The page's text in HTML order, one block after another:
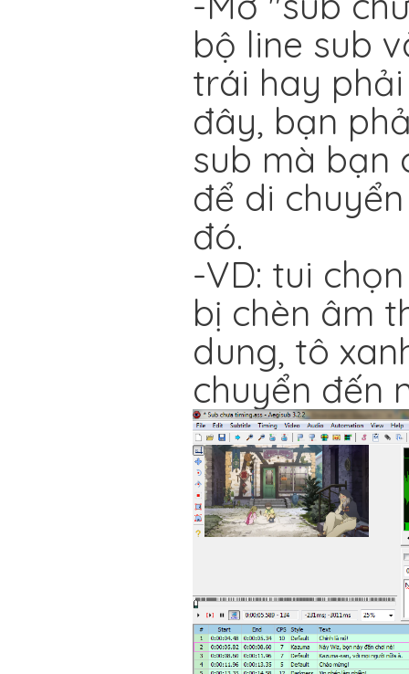
bộ line sub
trái hay
đây, bạn
sub mà bạn
để di
đó.
-VD: tui
bị chèn âm
dung, tô
chuyển đến